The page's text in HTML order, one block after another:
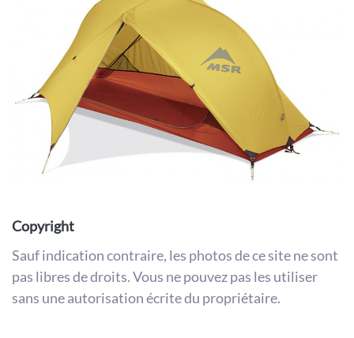
Copyright
Sauf indication contraire, les photos de ce site ne sont
pas libres de droits. Vous ne pouvez pas les utiliser
sans une autorisation écrite du propriétaire.